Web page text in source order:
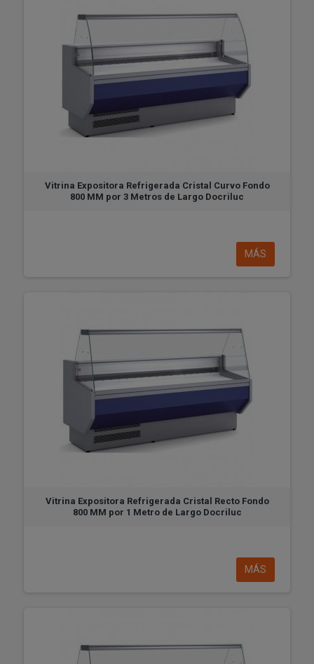
Vitrina Expositora Refrigerada Cristal Curvo Fondo
800 MM por 3 Metros de Largo Docriluc
MÁS
Vitrina Expositora Refrigerada Cristal Recto Fondo
800 MM por 1 Metro de Largo Docriluc
MÁS